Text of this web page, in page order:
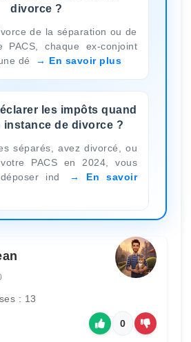
divorce ?
de la séparation ou de
PACS, chaque ex-conjoint
dé
En savoir plus
les impôts quand
instance de divorce ?
séparés, avez divorcé, ou
PACS en 2024, vous
ind
En savoir
: 13
0